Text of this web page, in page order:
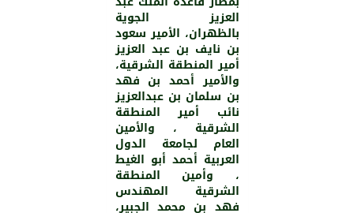
العزيز الجوية
بالظهران، الأمير سعود
بن نايف بن عبد العزيز
أمير المنطقة الشرقية،
والأمير أحمد بن فهد
بن سلمان بن عبدالعزيز
نائب أمير المنطقة
الشرقية ، والأمين
العام لجامعة الدول
العربية أحمد أبو الغيط
، وأمين المنطقة
الشرقية المهندس
فهد بن محمد الجبير،